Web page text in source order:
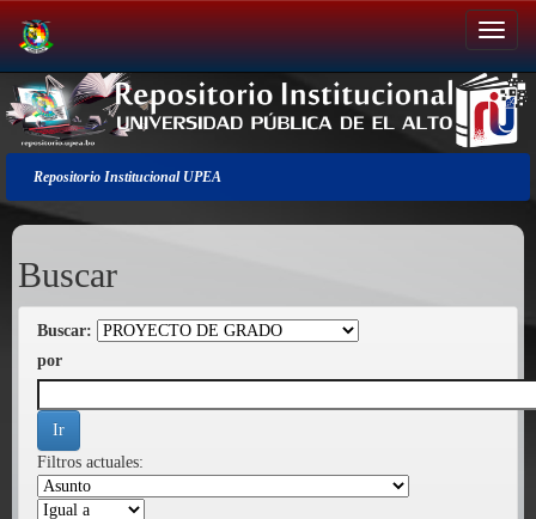
Salir
de
la
navegación
Repositorio Institucional UPEA
Buscar
Buscar:
por
Filtros actuales: